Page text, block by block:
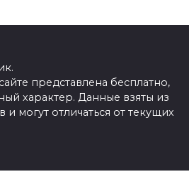
представлена бесплатно,
характер. Данные взяты из
и могут отличаться от текущих